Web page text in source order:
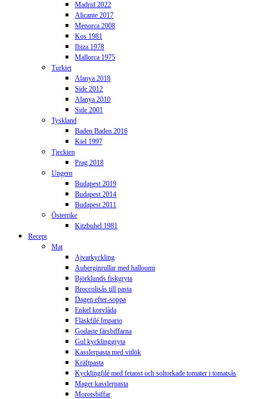
Madrid 2022
Alicante 2017
Menorca 2008
Kos 1981
Ibiza 1978
Mallorca 1975
Turkiet
Alanya 2018
Side 2012
Alanya 2010
Side 2001
Tyskland
Baden Baden 2016
Kiel 1997
Tjeckien
Prag 2018
Ungern
Budapest 2019
Budapest 2014
Budapest 2011
Österrike
Kitzbuhel 1981
Recept
Mat
Ajvarkyckling
Auberginrullar med halloumi
Björklunds fiskgryta
Broccolisås till pasta
Dagen efter-soppa
Enkel korvlåda
Fläskfilé Impario
Godaste färsbiffarna
Gul kycklinggryta
Kasslerpasta med vitlök
Kräftpasta
Kycklingfilé med fetaost och soltorkade tomater i tomatsås
Mager kasslerpasta
Morotsbiffar